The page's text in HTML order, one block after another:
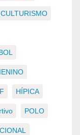
CULTURISMO
HÍPICA
POLO